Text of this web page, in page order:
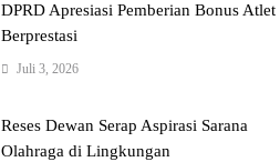
DPRD Apresiasi Pemberian Bonus Atlet
Berprestasi
Juli 3, 2026
Reses Dewan Serap Aspirasi Sarana
Olahraga di Lingkungan